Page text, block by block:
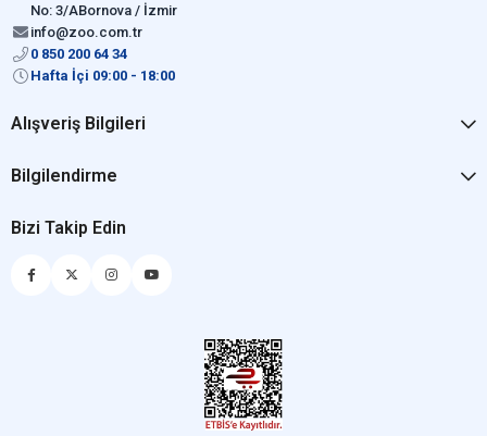
No: 3/ABornova / İzmir
info@zoo.com.tr
0 850 200 64 34
Hafta İçi 09:00 - 18:00
Alışveriş Bilgileri
Bilgilendirme
Bizi Takip Edin